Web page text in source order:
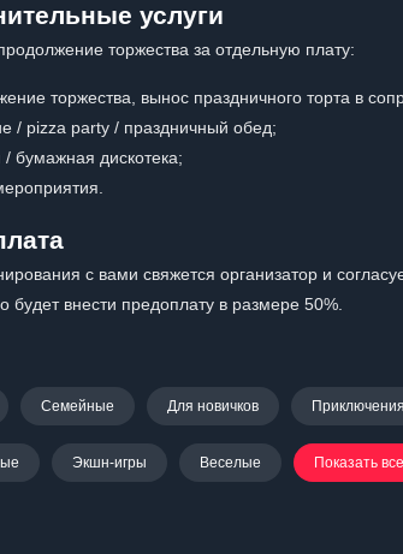
услуги
торжества за отдельную плату:
торжества, вынос праздничного торта в
/ pizza party / праздничный обед;
/ бумажная дискотека;
с вами свяжется организатор и
будет внести предоплату в размере 50%.
Семейные Для новичков Приключения
Экшн-игры Веселые Показать все